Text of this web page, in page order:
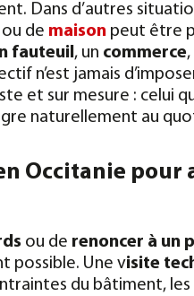
Dans d’autres
ou de maison peut être
fauteuil, un commerce
n’est jamais
et sur mesure : celui
naturellement au
Occitanie pour
ou de renoncer à un
possible. Une visite
du bâtiment,